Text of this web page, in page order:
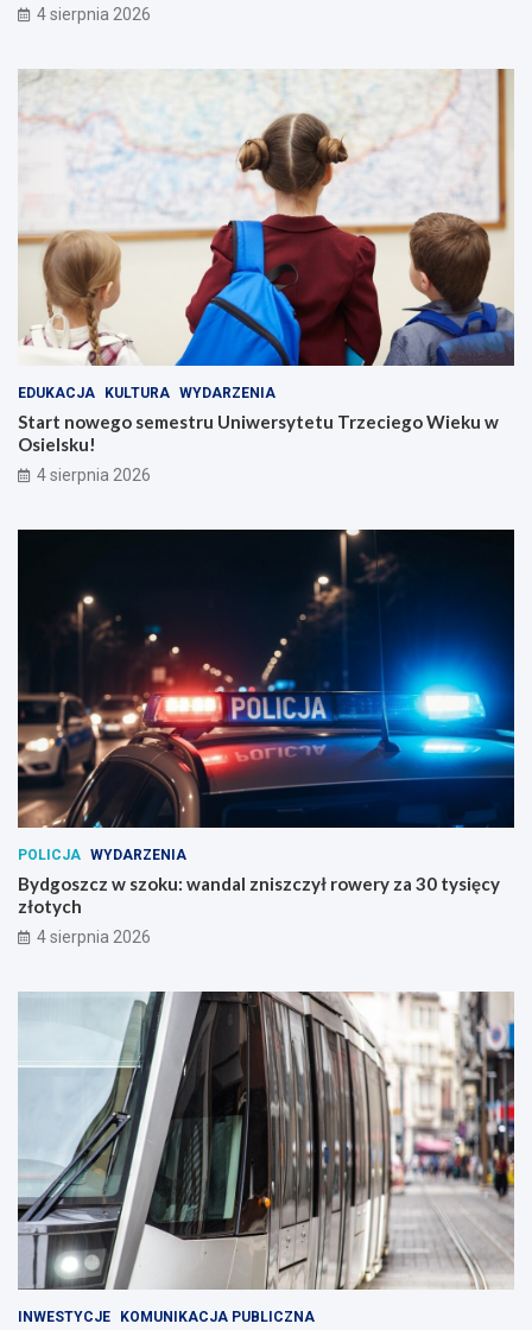
4 sierpnia 2026
EDUKACJA KULTURA WYDARZENIA
Start nowego semestru Uniwersytetu Trzeciego Wieku w
Osielsku!
4 sierpnia 2026
POLICJA WYDARZENIA
Bydgoszcz w szoku: wandal zniszczył rowery za 30 tysięcy
złotych
4 sierpnia 2026
INWESTYCJE KOMUNIKACJA PUBLICZNA